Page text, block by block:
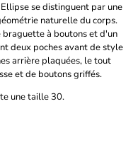
se distinguent par une
naturelle du corps.
à boutons et d'un
deux poches avant de style
arrière plaquées, le tout
et de boutons griffés.
une taille 30.